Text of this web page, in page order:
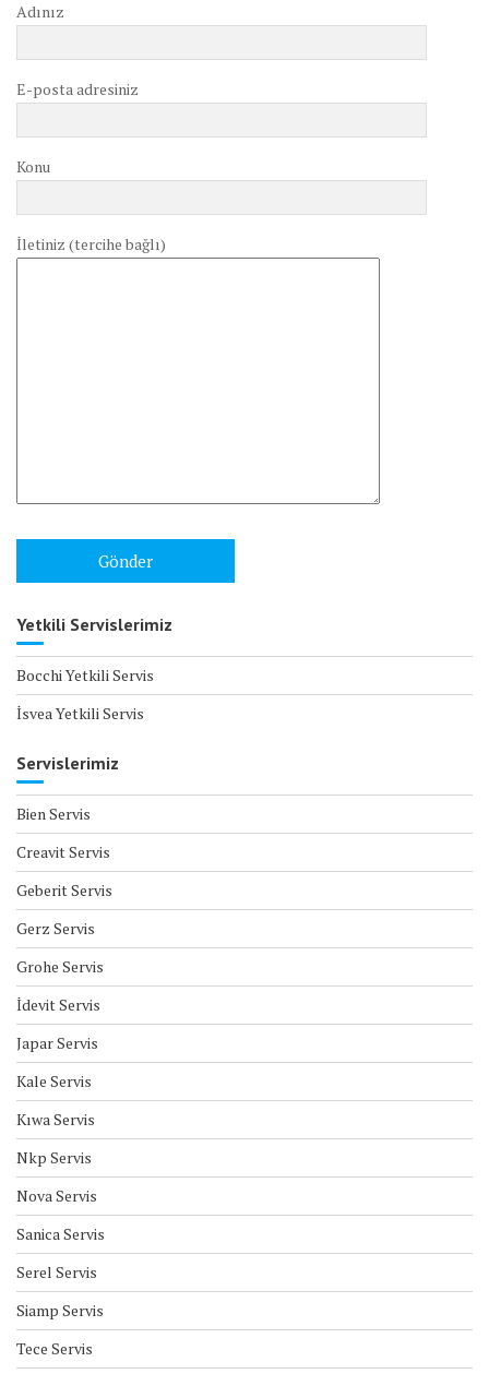
Adınız
E-posta adresiniz
Konu
İletiniz (tercihe bağlı)
Yetkili Servislerimiz
Bocchi Yetkili Servis
İsvea Yetkili Servis
Servislerimiz
Bien Servis
Creavit Servis
Geberit Servis
Gerz Servis
Grohe Servis
İdevit Servis
Japar Servis
Kale Servis
Kıwa Servis
Nkp Servis
Nova Servis
Sanica Servis
Serel Servis
Siamp Servis
Tece Servis